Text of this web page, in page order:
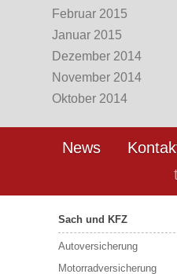
Februar 2015
Januar 2015
Dezember 2014
November 2014
Oktober 2014
News
Sach und KFZ
Autoversicherung
Motorradversicherung